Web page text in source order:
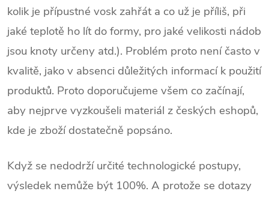
kolik je přípustné vosk zahřát a co už je příliš, při
jaké teplotě ho lít do formy, pro jaké velikosti nádob
jsou knoty určeny atd.). Problém proto není často v
kvalitě, jako v absenci důležitých informací k použití
produktů. Proto doporučujeme všem co začínají,
aby nejprve vyzkoušeli materiál z českých eshopů,
kde je zboží dostatečně popsáno.
Když se nedodrží určité technologické postupy,
výsledek nemůže být 100%. A protože se dotazy